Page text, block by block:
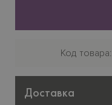
Код товара
Доставка